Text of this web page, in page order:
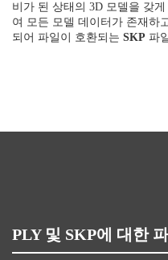
비가 된 상태의 3D 모델을 갖
여 모든 모델 데이터가 존재하
되어 파일이 호환되는 SKP 파
PLY 및 SKP에 대한